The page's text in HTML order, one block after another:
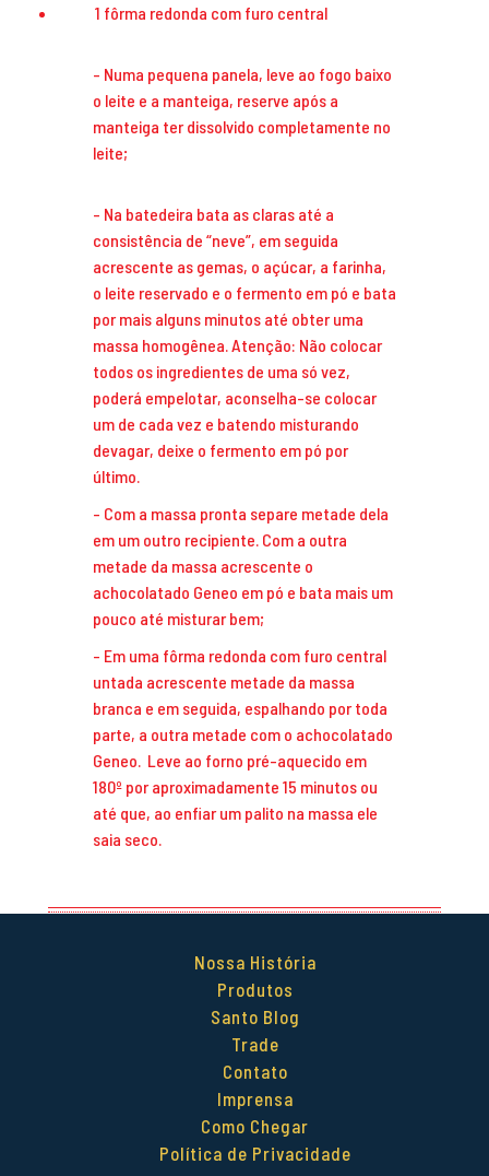
1 fôrma redonda com furo central
Numa pequena panela, leve ao fogo baixo
o leite e a manteiga, reserve após a
manteiga ter dissolvido completamente no
leite;
Na batedeira bata as claras até a
consistência de “neve”, em seguida
acrescente as gemas, o açúcar, a farinha,
o leite reservado e o fermento em pó e bata
por mais alguns minutos até obter uma
massa homogênea. Atenção: Não colocar
todos os ingredientes de uma só vez,
poderá empelotar, aconselha-se colocar
um de cada vez e batendo misturando
devagar, deixe o fermento em pó por
último.
Com a massa pronta separe metade dela
em um outro recipiente. Com a outra
metade da massa acrescente o
achocolatado Geneo em pó e bata mais um
pouco até misturar bem;
Em uma fôrma redonda com furo central
untada acrescente metade da massa
branca e em seguida, espalhando por toda
parte, a outra metade com o achocolatado
Geneo. Leve ao forno pré-aquecido em
180º por aproximadamente 15 minutos ou
até que, ao enfiar um palito na massa ele
saia seco.
Nossa História
Produtos
Santo Blog
Trade
Contato
Imprensa
Como Chegar
Política de Privacidade